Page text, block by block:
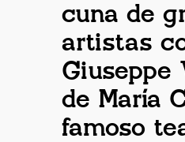
cuna de
artistas
Giuseppe
de María
famoso